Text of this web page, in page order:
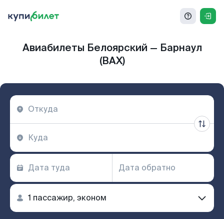
Авиабилеты Белоярский — Барнаул
(BAX)